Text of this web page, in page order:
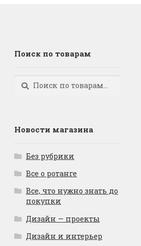
Поиск по товарам
Искать:
Поиск
Новости магазина
Без рубрики
Все о ротанге
Все, что нужно знать до
покупки
Дизайн — проекты
Дизайн и интерьер